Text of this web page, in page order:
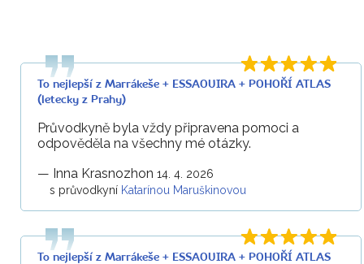
To nejlepší z Marrákeše + ESSAOUIRA + POHOŘÍ ATLAS
(letecky z Prahy)
Průvodkyně byla vždy připravena pomoci a
odpověděla na všechny mé otázky.
— Inna Krasnozhon 14. 4. 2026
s průvodkyní Katarínou Maruškinovou
To nejlepší z Marrákeše + ESSAOUIRA + POHOŘÍ ATLAS